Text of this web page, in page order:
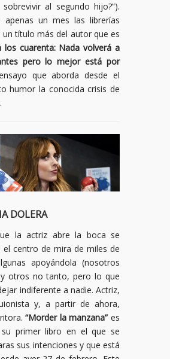
al segundo hijo?”).
apenas un mes las librerías
título más del autor que es
los cuarenta: Nada volverá a
pero lo mejor está por
que aborda desde el
humor la conocida crisis de
DOLERA
la actriz abre la boca se
el centro de mira de miles de
apoyándola (nosotros
otros no tanto, pero lo que
indiferente a nadie. Actriz,
y, a partir de ahora,
“Morder la manzana”es
primer libro en el que se
sus intenciones y que está